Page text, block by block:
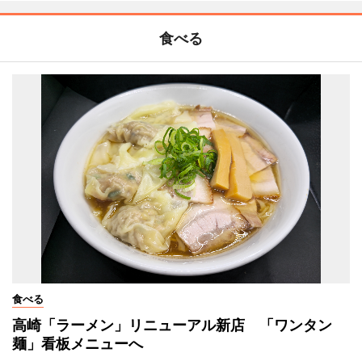
食べる
食べる
高崎「ラーメン」リニューアル新店 「ワンタン
麺」看板メニューへ